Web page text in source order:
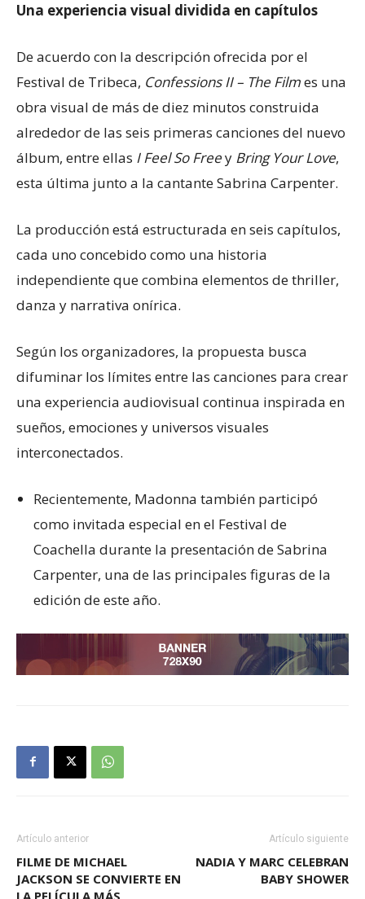
Una experiencia visual dividida en capítulos
De acuerdo con la descripción ofrecida por el
Festival de Tribeca, Confessions II – The Filmes una
obra visual de más de diez minutos construida
alrededor de las seis primeras canciones del nuevo
álbum, entre ellas I Feel So Freey Bring Your Love,
esta última junto a la cantante Sabrina Carpenter.
La producción está estructurada en seis capítulos,
cada uno concebido como una historia
independiente que combina elementos de thriller,
danza y narrativa onírica.
Según los organizadores, la propuesta busca
difuminar los límites entre las canciones para crear
una experiencia audiovisual continua inspirada en
sueños, emociones y universos visuales
interconectados.
Recientemente, Madonna también participó
como invitada especial en el Festival de
Coachella durante la presentación de Sabrina
Carpenter, una de las principales figuras de la
edición de este año.
Artículo anterior
FILME DE MICHAEL
JACKSON SE CONVIERTE EN
LA PELÍCULA MÁS
Artículo siguiente
NADIA Y MARC CELEBRAN
BABY SHOWER